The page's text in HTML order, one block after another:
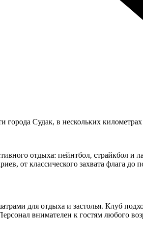
города Судак, в нескольких
отдыха: пейнтбол, страйкбол и
от классического захвата флага
для отдыха и застолья. Клуб
внимателен к гостям любого